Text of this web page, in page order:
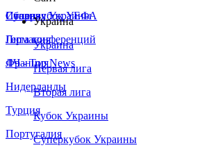
Сборная Украины
Италия
Германия
Франция
Нидерланды
Турция
Португалия
Суперкубок УЕФА
Лига конференций
ЛЧ - Top News
Украина
Украина
Первая лига
Вторая лига
Кубок Украины
Суперкубок Украины